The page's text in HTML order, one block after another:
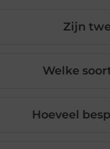
Zijn
Welke
Hoeveel